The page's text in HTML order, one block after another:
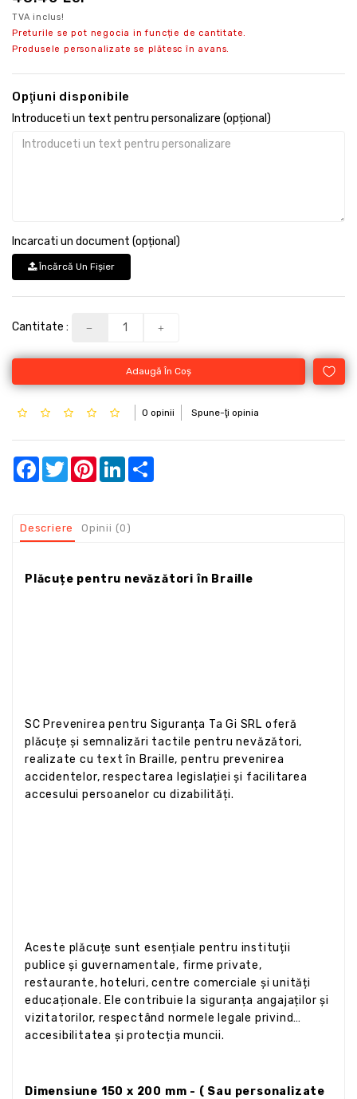
TVA inclus!
Preturile se pot negocia in funcție de cantitate.
Produsele personalizate se plătesc în avans.
Opţiuni disponibile
Introduceti un text pentru personalizare (opțional)
Incarcati un document (opțional)
Încărcă Un Fişier
Cantitate :
Adaugă În Coş
0 opinii Spune-ţi opinia
Facebook
TwitterPinterestLinkedIn
Descriere Opinii (0)
Plăcuțe pentru nevăzători în Braille
SC Prevenirea pentru Siguranța Ta Gi SRL oferă
plăcuțe și semnalizări tactile pentru nevăzători,
realizate cu text în Braille, pentru prevenirea
accidentelor, respectarea legislației și facilitarea
accesului persoanelor cu dizabilități.
Aceste plăcuțe sunt esențiale pentru instituții
publice și guvernamentale, firme private,
restaurante, hoteluri, centre comerciale și unități
educaționale. Ele contribuie la siguranța angajaților și
vizitatorilor, respectând normele legale privind
accesibilitatea și protecția muncii.
Dimensiune 150 x 200 mm - ( Sau personalizate